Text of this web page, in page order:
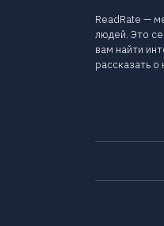
ReadRate —
людей. Это
вам найти
рассказать о